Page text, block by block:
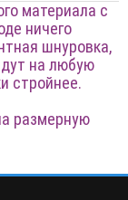
материала с
ничего
шнуровка,
на любую
стройнее.
размерную